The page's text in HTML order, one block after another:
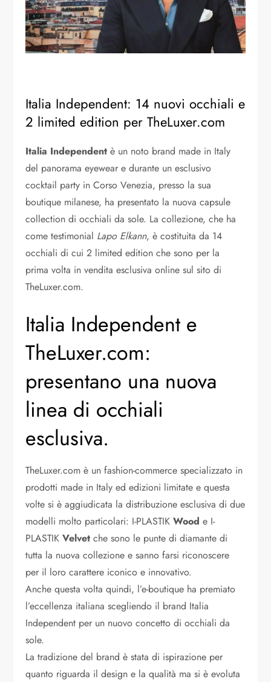
Italia Independent: 14 nuovi occhiali e
2 limited edition per TheLuxer.com
Italia Independent è un noto brand made in Italy
del panorama eyewear e durante un esclusivo
cocktail party in Corso Venezia, presso la sua
boutique milanese, ha presentato la nuova capsule
collection di occhiali da sole. La collezione, che ha
come testimonial Lapo Elkann, è costituita da 14
occhiali di cui 2 limited edition che sono per la
prima volta in vendita esclusiva online sul sito di
TheLuxer.com.
Italia Independent e
TheLuxer.com:
presentano una nuova
linea di occhiali
esclusiva.
TheLuxer.com è un fashion-commerce specializzato in
prodotti made in Italy ed edizioni limitate e questa
volte si è aggiudicata la distribuzione esclusiva di due
modelli molto particolari: I-PLASTIKWoode I-
PLASTIK Velvet che sono le punte di diamante di
tutta la nuova collezione e sanno farsi riconoscere
per il loro carattere iconico e innovativo.
Anche questa volta quindi, l’e-boutique ha premiato
l’eccellenza italiana scegliendo il brand Italia
Independent per un nuovo concetto di occhiali da
sole.
La tradizione del brand è stata di ispirazione per
quanto riguarda il design e la qualità ma si è evoluta